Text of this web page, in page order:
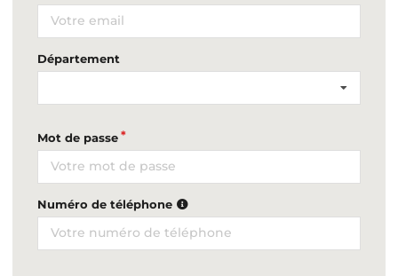
Département
Mot de passe
Numéro de téléphone